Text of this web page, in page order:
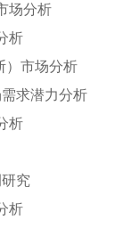
场分析
析
）市场分析
求潜力分析
析
究
析